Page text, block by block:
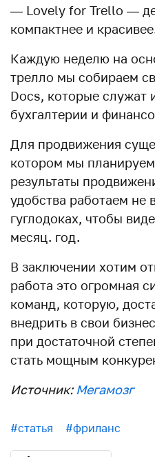
— Lovely for Trello —
компактнее и
Каждую неделю на
трелло мы собираем
Docs, которые служат
бухгалтерии и
Для продвижения
котором мы
результаты
удобства работаем не
гуглодоках, чтобы
месяц. год.
В заключении хотим
работа это огромная
команд, которую,
внедрить в свои
при достаточной
стать мощным
Источник: Мегамозг
#статья #фриланс